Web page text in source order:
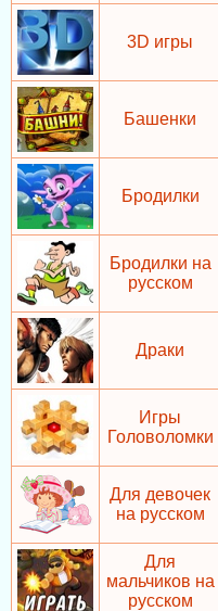
3D игры
Башенки
Бродилки
Бродилки на
русском
Драки
Игры
Головоломки
Для девочек
на русском
Для
мальчиков на
русском